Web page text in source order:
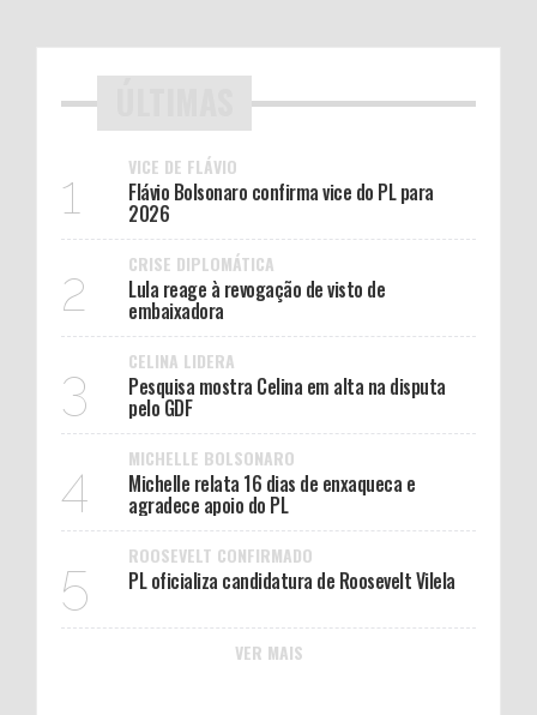
1 VICE DE FLÁVIO
Flávio Bolsonaro confirma vice do PL para
2026
2 CRISE DIPLOMÁTICA
Lula reage à revogação de visto de
embaixadora
3 CELINA LIDERA
Pesquisa mostra Celina em alta na disputa
pelo GDF
4 MICHELLE BOLSONARO
Michelle relata 16 dias de enxaqueca e
agradece apoio do PL
5 ROOSEVELT CONFIRMADO
PL oficializa candidatura de Roosevelt Vilela
VER MAIS